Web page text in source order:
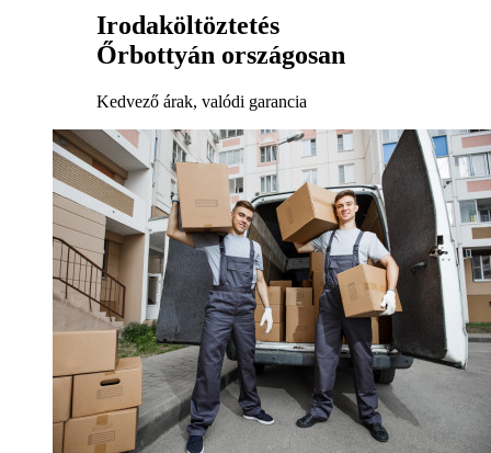
Irodaköltöztetés
Őrbottyán országosan
Kedvező árak, valódi garancia